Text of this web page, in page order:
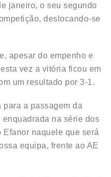
janeiro, o seu segundo
deslocando-se
apesar do empenho e
vez a vitória ficou em
um resultado por 3-1.
a passagem da
na série dos
naquele que será
equipa, frente ao AE